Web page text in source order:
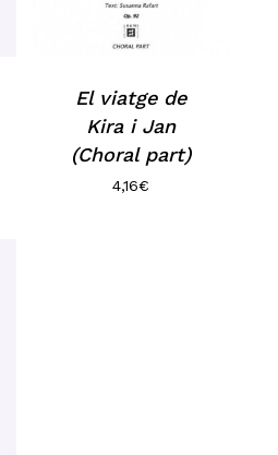
El viatge de
Kira i Jan
(Choral part)
4,16€